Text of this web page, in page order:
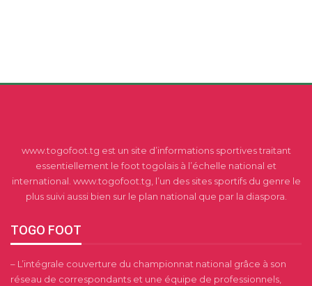
www.togofoot.tg est un site d’informations sportives traitant
essentiellement le foot togolais à l’échelle national et
international. www.togofoot.tg, l’un des sites sportifs du genre le
plus suivi aussi bien sur le plan national que par la diaspora.
TOGO FOOT
– L’intégrale couverture du championnat national grâce à son
réseau de correspondants et une équipe de professionnels,